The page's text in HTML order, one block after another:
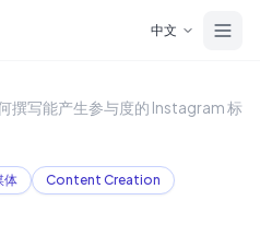
中文
撰写能产生参与度的 Instagram 标
体
Content Creation